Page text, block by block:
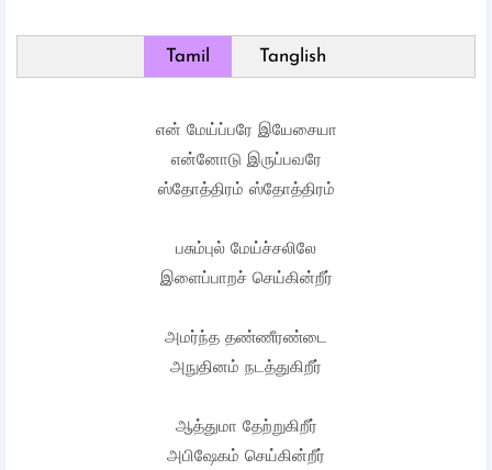
Tamil Tanglish
என் மேய்ப்பரே இயேசையா
என்னோடு இருப்பவரே
ஸ்தோத்திரம் ஸ்தோத்திரம்
பசும்புல் மேய்ச்சலிலே
இளைப்பாறச் செய்கின்றீர்
அமர்ந்த தண்ணீரண்டை
அநுதினம் நடத்துகிறீர்
ஆத்துமா தேற்றுகிறீர்
அபிஷேகம் செய்கின்றீர்